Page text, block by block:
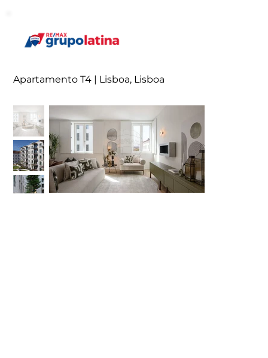
Apartamento T4 | Lisboa, Lisboa